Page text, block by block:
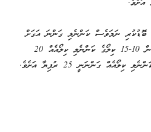
ނަމަވެސް ކަންނެލި ގަންނަ އަގަށް
ބަދަލު ގެނެސްފައެއް ނުވެ އެވެ. އެގޮތުން 10-15 ކިލޯގެ ކަންނެލި ކިލޯއެއް 20